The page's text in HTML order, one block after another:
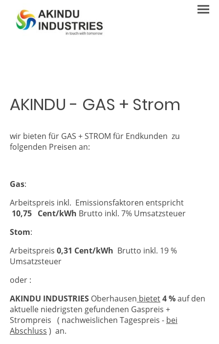
AKINDU - GAS + Strom
wir bieten für GAS + STROM für Endkunden zu
folgenden Preisen an:
Gas:
Arbeitspreis inkl. Emissionsfaktoren entspricht
10,75 Cent/kWh Brutto inkl. 7% Umsatzsteuer
Stom:
Arbeitspreis 0,31 Cent/kWh Brutto inkl. 19 %
Umsatzsteuer
oder :
AKINDU INDUSTRIES Oberhausen bietet4 %auf den
aktuelle niedrigsten gefundenen Gaspreis +
Strompreis ( nachweislichen Tagespreis - bei
Abschluss ) an.